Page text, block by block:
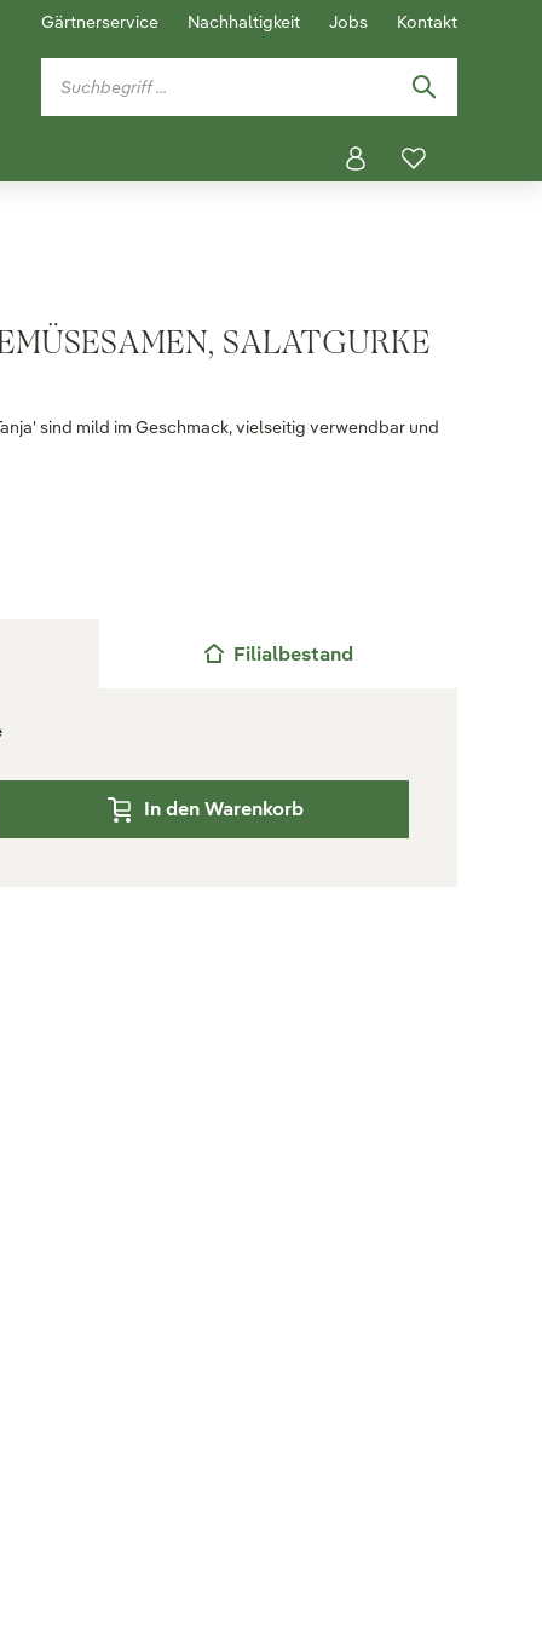
Gärtnerservice Nachhaltigkeit Jobs Kontakt
SALATGURKE
sind mild im Geschmack, vielseitig verwendbar und
Filialbestand
In den Warenkorb